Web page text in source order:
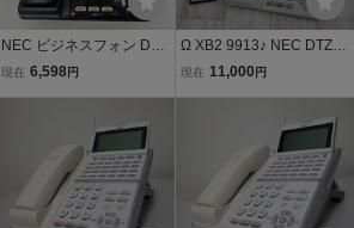
NEC ビジネスフォン DTZ
-24BT-3D(BK) 電話機
現在 6,598円
Ω XB2 9913♪ NEC DTZ-2
4BT-3D(WH) Aspire UX
現在 11,000 円